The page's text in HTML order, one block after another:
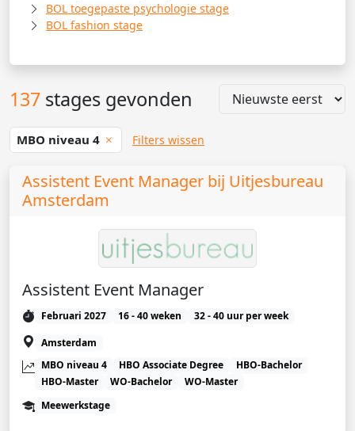
BOL toegepaste psychologie stage
BOL fashion stage
137 stages gevonden
MBO niveau 4 Filters wissen
Assistent Event Manager bij Uitjesbureau
Amsterdam
Assistent Event Manager
Februari 2027 16 - 40 weken
32 - 40 uur per week
Amsterdam
MBO niveau 4
HBO Associate Degree
HBO-Bachelor
HBO-Master
WO-Bachelor
WO-Master
Meewerkstage